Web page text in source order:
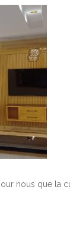
nous que la